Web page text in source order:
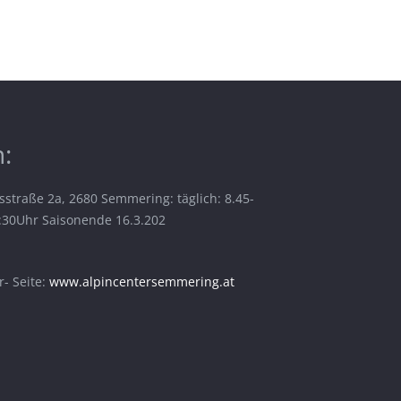
2a, 2680 Semmering: täglich: 8.45-
Saisonende 16.3.202
Seite: www.alpincentersemmering.at